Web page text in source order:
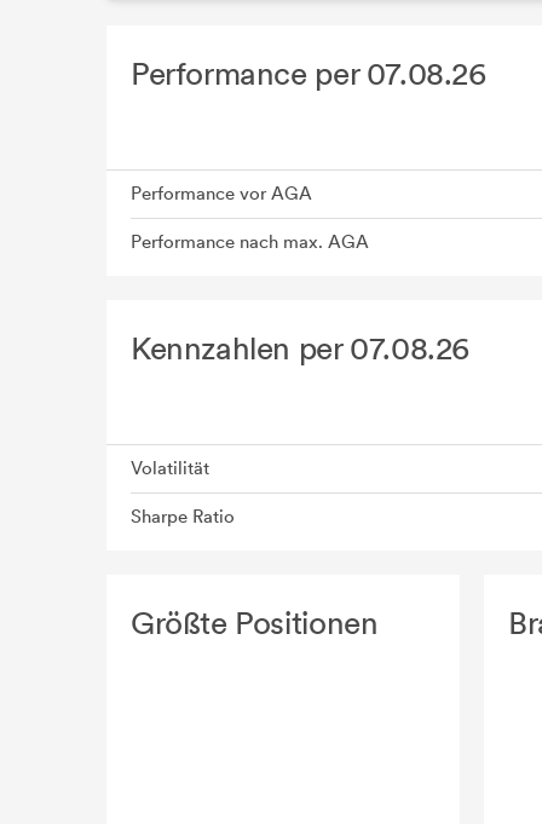
Performance per 07.08.26
Performance vor AGA
Performance nach max. AGA
Kennzahlen per 07.08.26
Volatilität
Sharpe Ratio
Größte Positionen